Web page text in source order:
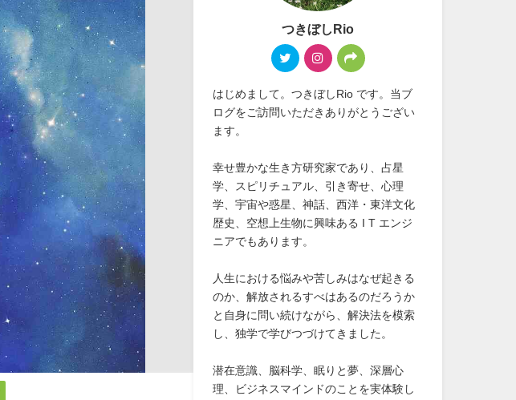
つきぼしRio
はじめまして。つきぼしRio です。当ブ
ログをご訪問いただきありがとうござい
ます。
幸せ豊かな生き方研究家であり、占星
学、スピリチュアル、引き寄せ、心理
学、宇宙や惑星、神話、西洋・東洋文化
歴史、空想上生物に興味ある I T エンジ
ニアでもあります。
人生における悩みや苦しみはなぜ起きる
のか、解放されるすべはあるのだろうか
と自身に問い続けながら、解決法を模索
し、独学で学びつづけてきました。
潜在意識、脳科学、眠りと夢、深層心
理、ビジネスマインドのことを実体験し